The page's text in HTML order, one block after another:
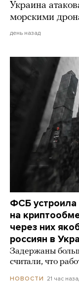
Украина
морскими
день назад
ФСБ устроила
на
через них
россиян в
Задержаны
считали, что
НОВОСТИ 21 час